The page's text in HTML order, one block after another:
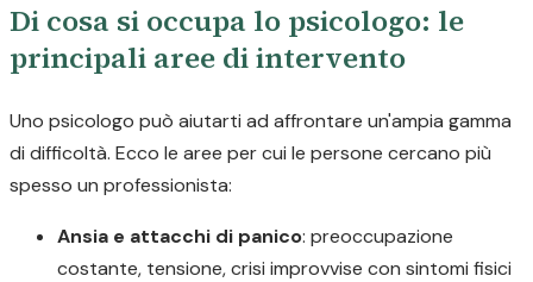
Di cosa si occupa lo psicologo: le
principali aree di intervento
Uno psicologo può aiutarti ad affrontare un'ampia gamma
di difficoltà. Ecco le aree per cui le persone cercano più
spesso un professionista:
Ansia e attacchi di panico: preoccupazione
costante, tensione, crisi improvvise con sintomi fisici